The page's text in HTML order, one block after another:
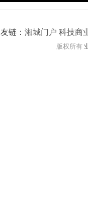
友链： 湘城门户 科技商
版权所有